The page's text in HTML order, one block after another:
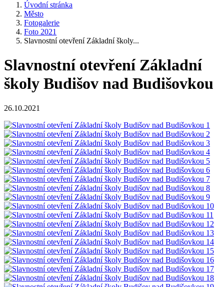
Úvodní stránka
Město
Fotogalerie
Foto 2021
Slavnostní otevření Základní školy...
Slavnostní otevření Základní
školy Budišov nad Budišovkou
26.10.2021